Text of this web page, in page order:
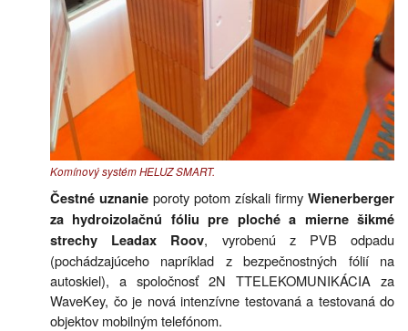
Komínový systém HELUZ SMART.
Čestné uznanie poroty potom získali firmy Wienerberger
za hydroizolačnú fóliu pre ploché a mierne šikmé
strechy Leadax Roov, vyrobenú z PVB odpadu
(pochádzajúceho napríklad z bezpečnostných fólií na
autoskiel), a spoločnosť 2N TTELEKOMUNIKÁCIA za
WaveKey, čo je nová intenzívne testovaná a testovaná do
objektov mobilným telefónom.